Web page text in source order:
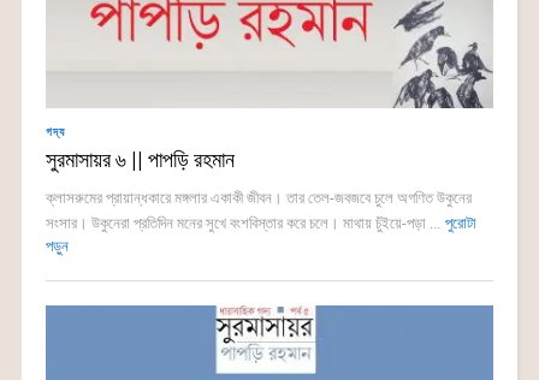
গদ্য
সুরমাসায়র ৬ || পাপড়ি রহমান
ক্লাসরুমের প্রায়ান্ধকারে মঙ্গলার একাকী জীবন। তার তেল-জবজবে চুলে অগণিত উকুনের
সংসার। উকুনেরা প্রতিদিন মনের সুখে বংশবিস্তার করে চলে। মাথায় চুঁইয়ে-পড়া ... পুরোটা
পড়ুন